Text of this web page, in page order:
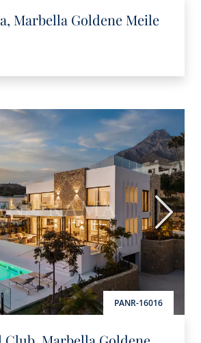
Marbella Goldene Meile
PANR-16016